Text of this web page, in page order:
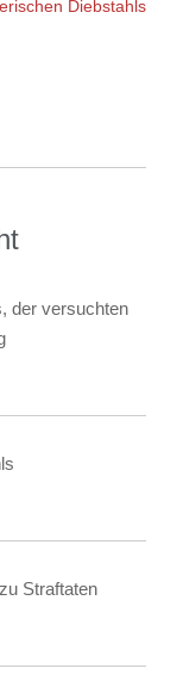
Diebstahls
der versuchten
Straftaten